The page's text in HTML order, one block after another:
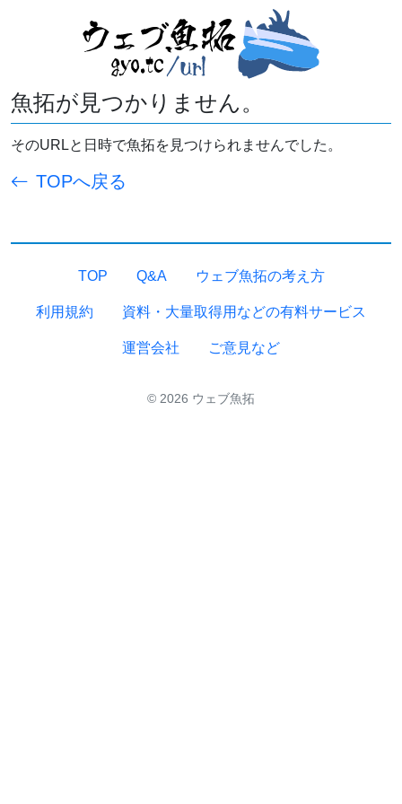
魚拓が見つかりません。
そのURLと日時で魚拓を見つけられませんでした。
TOPへ戻る
TOP Q&A ウェブ魚拓の考え方
利用規約 資料・大量取得用などの有料サービス
運営会社 ご意見など
© 2026 ウェブ魚拓